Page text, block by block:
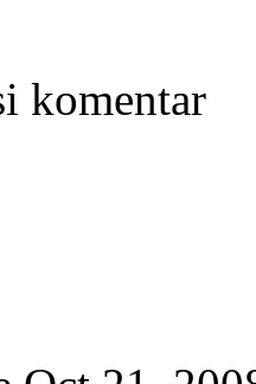
komentar